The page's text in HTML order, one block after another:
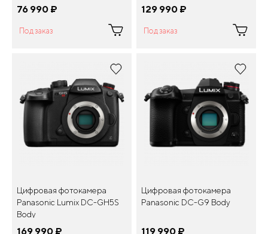
76 990 ¤
Под заказ
129 990 ¤
Под заказ
Цифровая фотокамера
Panasonic Lumix DC-GH5S
Body
169 990 ¤
Цифровая фотокамера
Panasonic DC-G9 Body
119 990 ¤